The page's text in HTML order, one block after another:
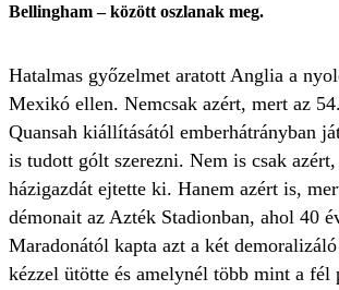
Bellingham – között oszlanak meg.
Hatalmas győzelmet aratott Anglia a
Mexikó ellen. Nemcsak azért, mert az
Quansah kiállításától emberhátrányban
is tudott gólt szerezni. Nem is csak
házigazdát ejtette ki. Hanem azért is,
démonait az Azték Stadionban, ahol 40
Maradonától kapta azt a két
kézzel ütötte és amelynél több mint a fél